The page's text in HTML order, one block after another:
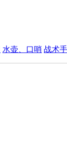
水壶、口哨 战术